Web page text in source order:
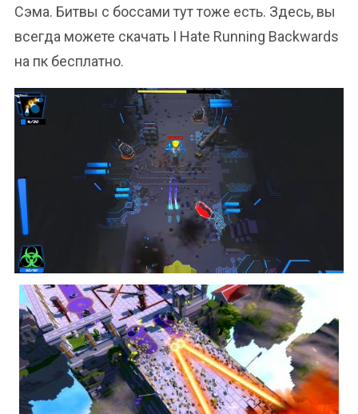
Сэма. Битвы с боссами тут тоже есть. Здесь, вы
всегда можете скачать I Hate Running Backwards
на пк бесплатно.